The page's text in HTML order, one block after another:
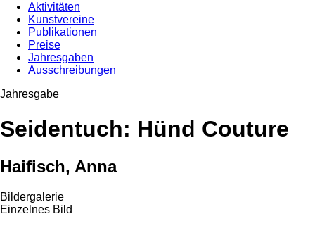
Aktivitäten
Kunstvereine
Publikationen
Preise
Jahresgaben
Ausschreibungen
Jahresgabe
Seidentuch: Hünd Couture
Haifisch, Anna
Bildergalerie
Einzelnes Bild